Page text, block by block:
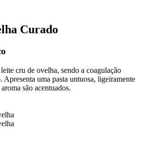
Curado
cru de ovelha, sendo a coagulação
Apresenta uma pasta untuosa, ligeiramente
são acentuados.